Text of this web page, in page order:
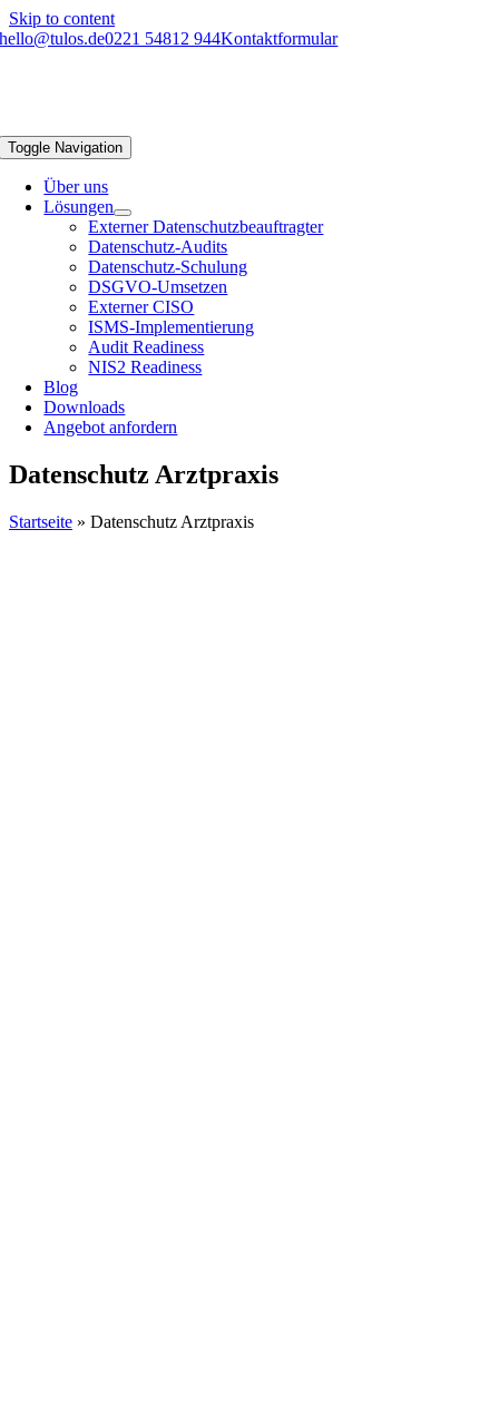
Skip to content
hello@tulos.de0221 54812 944Kontaktformular
Toggle Navigation
Über uns
Lösungen
Externer Datenschutzbeauftragter
Datenschutz-Audits
Datenschutz-Schulung
DSGVO-Umsetzen
Externer CISO
ISMS-Implementierung
Audit Readiness
NIS2 Readiness
Blog
Downloads
Angebot anfordern
Datenschutz Arztpraxis
Startseite » Datenschutz Arztpraxis